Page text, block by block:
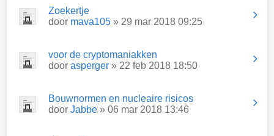
Zoekertje
door mava105 » 29 mar 2018 09:25
voor de cryptomaniakken
door asperger » 22 feb 2018 18:50
Bouwnormen en nucleaire risicos
door Jabbe » 06 mar 2018 13:46